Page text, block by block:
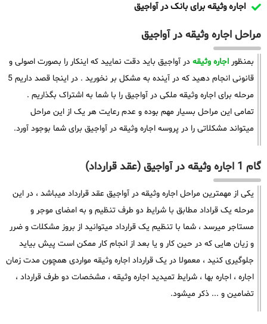
اجاره وثیقه برای بانک در آواجیق
مراحل اجاره وثیقه در آواجیق
بمنظور اجاره وثیقه در آواجیق باید دقت نمایید که اینکار را بصورت اصولی و
قانونی انجام دهید که در آینده به مشکل بر نخورید . در اینجا قصد داریم 5
مرحله برای اجاره وثیقه ملکی در آواجیق را با شما به اشتراک بگذاریم .
تمامی این مراحل بسیار مهم بوده و عدم رعایت هر یک از این مراحل
میتواند مشکلاتی را در پروسه اجاره وثیقه در آواجیق برای شما بوجود آورد.
گام 1 اجاره وثیقه در آواجیق (عقد قرارداد)
یکی از مهمترین مراحل اجاره وثیقه در آواجیق عقد قرارداد میباشد ، در این
مرحله یک قراداد مطابق با شرایط دو طرف تنظیم و به امضای موجر و
مستاجر میرسد ، شما با تنظیم یک قرارداد میتوانید از بروز مشکلات و ضرر
و زیان هایی که در حین کار و یا بعد از انجام کار ممکن است پیش بیاید
جلوگیری کنید ، معمولا در یک قرارداد اجاره وثیقه مواردی همچون مدت زمان
اجاره ، اجاره بها ، شرایط تمیدید اجاره وثیقه ، مشخصات دو طرف قرارداد ،
تضامین و ... ذکر میشود.